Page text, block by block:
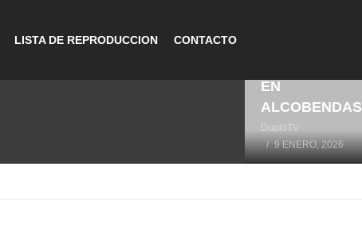
LISTA DE REPRODUCCION CONTACTO
EN
ALCOBENDAS
DuploTV
9 ENERO, 2026